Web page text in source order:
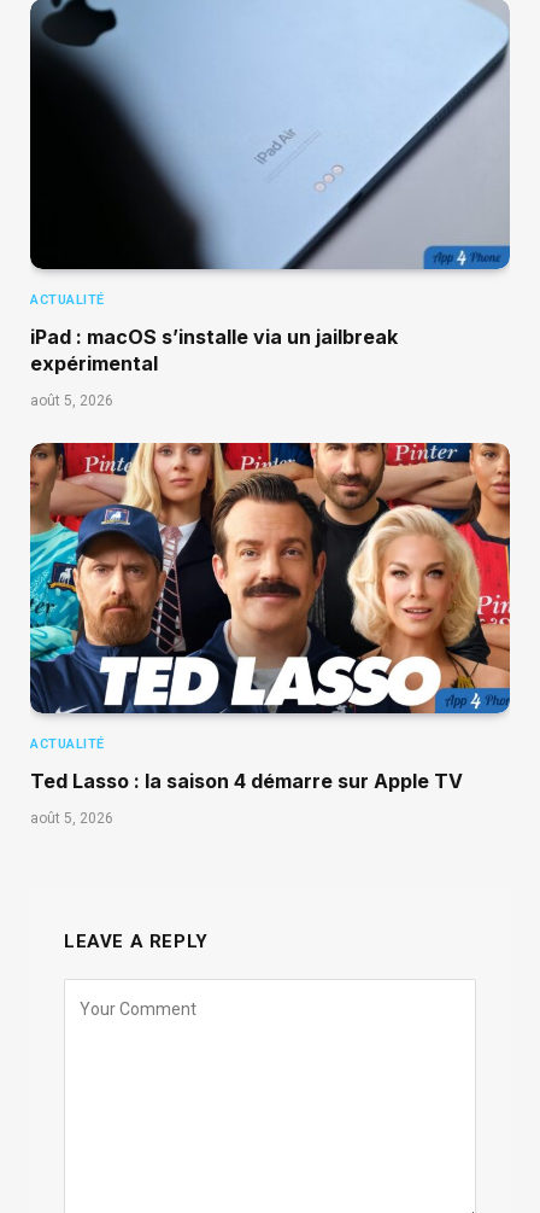
ACTUALITÉ
iPad : macOS s’installe via un jailbreak
expérimental
août 5, 2026
ACTUALITÉ
Ted Lasso : la saison 4 démarre sur Apple TV
août 5, 2026
LEAVE A REPLY